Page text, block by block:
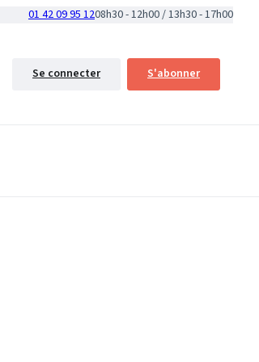
01 42 09 95 1208h30 - 12h00 / 13h30 - 17h00
Se connecter S'abonner